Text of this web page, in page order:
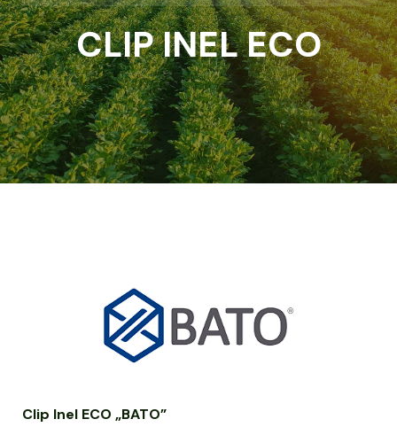
CLIP INEL ECO
Clip Inel ECO „BATO”